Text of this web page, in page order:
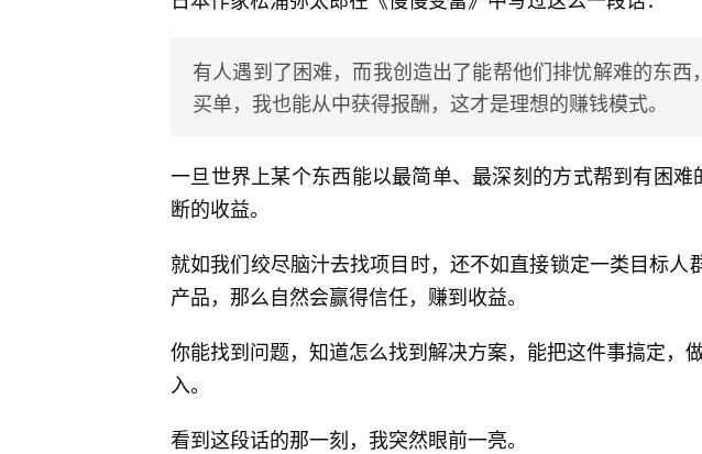
有人遇到了困难，而我创造出了能帮他们排忧解难的东西
买单，我也能从中获得报酬，这才是理想的赚钱模式。
一旦世界上某个东西能以最简单、最深刻的方式帮到有困
断的收益。
就如我们绞尽脑汁去找项目时，还不如直接锁定一类目标人
产品，那么自然会赢得信任，赚到收益。
你能找到问题，知道怎么找到解决方案，能把这件事搞定，
入。
看到这段话的那一刻，我突然眼前一亮。